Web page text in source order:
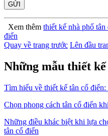
GỬI
Xem thêm thiết kế nhà phố tân
điển
Quay về trang trước Lên đầu
Những mẫu thiết
Tìm hiểu về thiết kế tân cổ
Chọn phong cách tân cổ điển
Những điều khác biệt khi lựa
tân cổ điển